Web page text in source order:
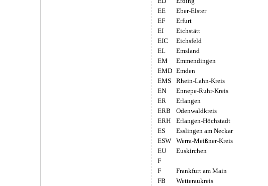
EE
Eber-Elster
EF
Erfurt
EI
Eichstätt
EIC
Eichsfeld
EL
Emsland
EM
Emmendingen
EMD Emden
EMS
Rhein-Lahn-Kreis
EN
Ennepe-Ruhr-Kreis
ER
Erlangen
ERB
Odenwaldkreis
ERH
Erlangen-Höchstadt
ES
Esslingen am Neckar
ESW
Werra-Meißner-Kreis
EU
Euskirchen
F
F
Frankfurt am Main
FB
Wetteraukreis